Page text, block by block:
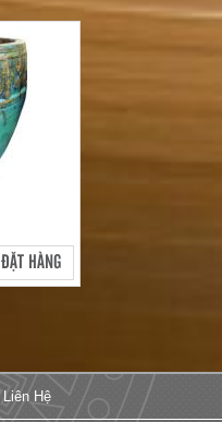
ĐẶT HÀNG
Liên Hệ